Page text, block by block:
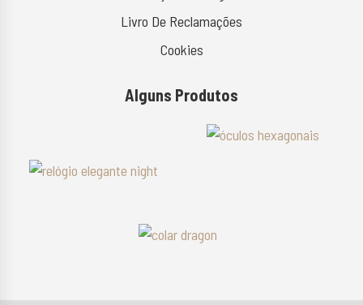
Livro De Reclamações
Cookies
Alguns Produtos